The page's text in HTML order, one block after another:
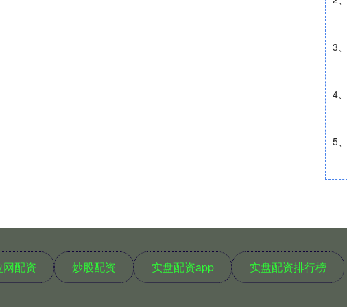
3、
4、
5、
配资 炒股配资 实盘配资app 实盘配资排行榜